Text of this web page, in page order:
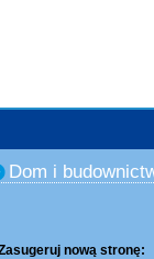
Dom i
nową stronę: